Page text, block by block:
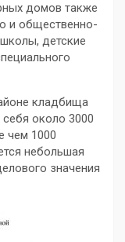
домов также
и общественно-
детские
кладбища
около 3000
чем 1000
небольшая
значения